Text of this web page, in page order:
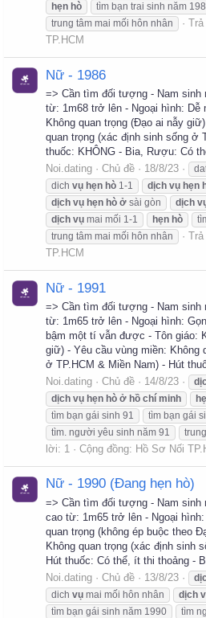
hẹn hò tìm bạn trai sinh năm
trung tâm mai mối hôn nhân
TP.HCM
Nữ - 1986
=> Cần tìm đối tượng - Nam sinh
từ: 1m68 trở lên - Ngoại hình: Dễ
Không quan trọng (Đạo ai nẫy
quan trọng (xác định sinh sống ở
thuốc: KHÔNG - Bia, Rượu: Có
Noi.dating
Chủ đề 18/8/23
dich vụ hẹn hò 1-1 dịch vụ hẹn
dịch vụ hẹn hò ở sài gòn dịch
dịch vụ mai mối 1-1 hẹn hò
trung tâm mai mối hôn nhân
TP.HCM
Nữ - 1991
=> Cần tìm đối tượng - Nam sinh
từ: 1m65 trở lên - Ngoại hình:
bậm một tí vẫn được - Tôn giáo:
giữ) - Yêu cầu vùng miền: Không
ở TP.HCM & Miền Nam) - Hút
Noi.dating
Chủ đề 14/8/23
dịch vụ hẹn hò ở hồ chí minh
tìm bạn gái sinh 91
tìm bạn gái
tìm. người yêu sinh năm 91
lời: 1
Cộng đồng: Hồ Sơ Nối
Nữ - 1990 (Đang hẹn hò)
=> Cần tìm đối tượng - Nam sinh
cao từ: 1m65 trở lên - Ngoại
quan trọng (không ép buộc theo
Không quan trọng (xác định sinh
Hút thuốc: Có thể, ít thi thoảng -
Noi.dating
Chủ đề 13/8/23
dich vụ mai mối hôn nhân dịch
tìm bạn gái sinh năm 1990
tìm